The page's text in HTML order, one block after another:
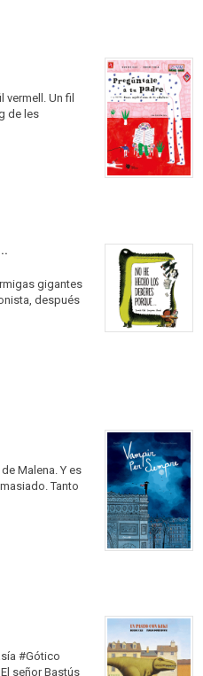
vermell. Un fil
de les
gigantes
después
Malena. Y es
Tanto
#Gótico
señor Bastús